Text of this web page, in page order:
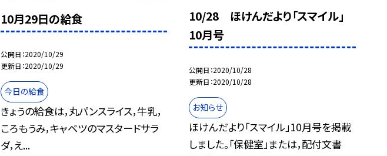
10月29日の給食
公開日 2020/10/29
更新日 2020/10/29
今日の給食
きょうの給食は，丸パンスライス，牛乳，
ころもうみ，キャベツのマスタードサラ
ダ，え...
10/28 ほけんだより「スマイル」
10月号
公開日 2020/10/28
更新日 2020/10/28
お知らせ
ほけんだより「スマイル」10月号を掲載
しました。「保健室」または，配付文書